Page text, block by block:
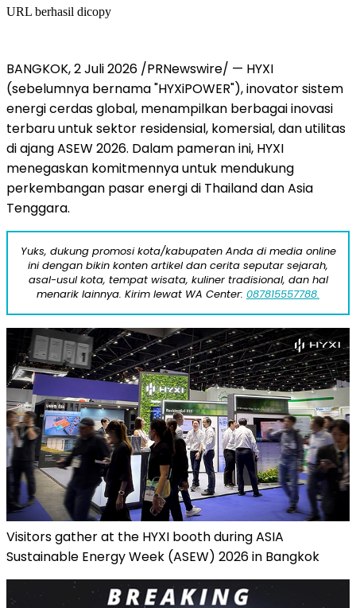
URL berhasil dicopy
BANGKOK, 2 Juli 2026 /PRNewswire/ — HYXI
(sebelumnya bernama "HYXiPOWER"), inovator sistem
energi cerdas global, menampilkan berbagai inovasi
terbaru untuk sektor residensial, komersial, dan utilitas
di ajang ASEW 2026. Dalam pameran ini, HYXI
menegaskan komitmennya untuk mendukung
perkembangan pasar energi di Thailand dan Asia
Tenggara.
Yuks, dukung promosi kota/kabupaten Anda di media online
ini dengan bikin konten artikel dan cerita seputar sejarah,
asal-usul kota, tempat wisata, kuliner tradisional, dan hal
menarik lainnya. Kirim lewat WA Center: 087815557788.
Visitors gather at the HYXI booth during ASIA
Sustainable Energy Week (ASEW) 2026 in Bangkok